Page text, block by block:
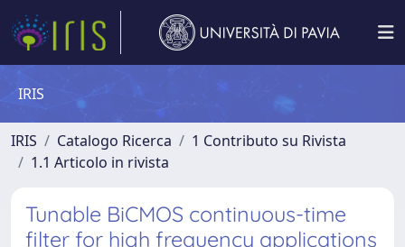
IRIS
IRIS Catalogo Ricerca
1 Contributo su Rivista
1.1 Articolo in rivista
Tunable BiCMOS continuous-time
filter for high frequency applications